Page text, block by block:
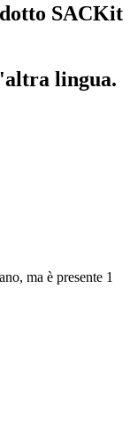
SACKit
lingua.
ma è presente 1